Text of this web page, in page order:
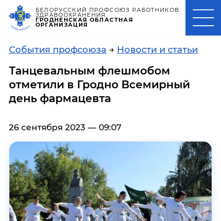
БЕЛОРУССКИЙ ПРОФСОЮЗ РАБОТНИКОВ
ЗДРАВООХРАНЕНИЯ
ГРОДНЕНСКАЯ ОБЛАСТНАЯ
ОРГАНИЗАЦИЯ
События профсоюза → Новости и статьи
Танцевальным флешмобом
отметили в Гродно Всемирный
день фармацевта
26 сентября 2023 — 09:07